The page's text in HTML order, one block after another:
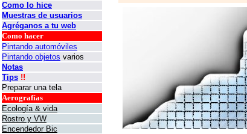
Como lo hice
Muestras de usuarios
Agréganos a tu web
Como hacer
Pintando automóviles
Pintando objetos varios
Notas
Tips !!
Preparar una tela
Aerografías
Ecología & vida
Rostro y VW
Encendedor Bic